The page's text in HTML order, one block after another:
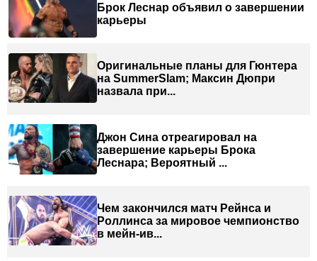
Брок Леснар объявил о завершении
карьеры
Оригинальные планы для Гюнтера
на SummerSlam; Максин Дюпри
назвала при...
Джон Сина отреагировал на
завершение карьеры Брока
Леснара; Вероятный ...
Чем закончился матч Рейнса и
Роллинса за мировое чемпионство
в мейн-ив...